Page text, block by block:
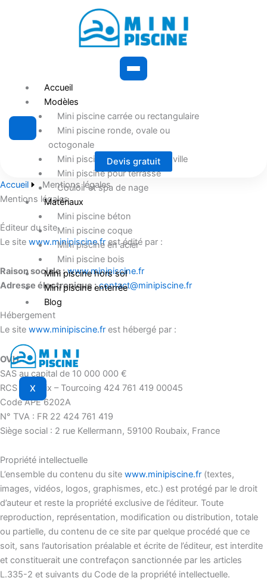
Accueil
Modèles
Mini piscine carrée ou rectangulaire
Mini piscine ronde, ovale ou
octogonale
Mini piscine pour maison de ville
Mini piscine pour terrasse
Couloir et spa de nage
Matériaux
Mini piscine béton
Mini piscine coque
Mini piscine en acier
Mini piscine bois
Mini piscine hors sol
Mini piscine enterrée
Blog
X
Devis gratuit
Mentions légales
Accueil Mentions légales
Éditeur du site
Le site www.minipiscine.fr est édité par :
Raison sociale : www.minipiscine.fr
Adresse électronique : contact@minipiscine.fr
Hébergement
Le site www.minipiscine.fr est hébergé par :
OVH
SAS au capital de 10 000 000 €
RCS Roubaix – Tourcoing 424 761 419 00045
Code APE 6202A
N° TVA : FR 22 424 761 419
Siège social : 2 rue Kellermann, 59100 Roubaix, France
Propriété intellectuelle
L’ensemble du contenu du site www.minipiscine.fr (textes,
images, vidéos, logos, graphismes, etc.) est protégé par le droit
d’auteur et reste la propriété exclusive de l’éditeur. Toute
reproduction, représentation, modification ou distribution, totale
ou partielle, du contenu de ce site par quelque procédé que ce
soit, sans l’autorisation préalable et écrite de l’éditeur, est interdite
et constituerait une contrefaçon sanctionnée par les articles
L.335-2 et suivants du Code de la propriété intellectuelle.